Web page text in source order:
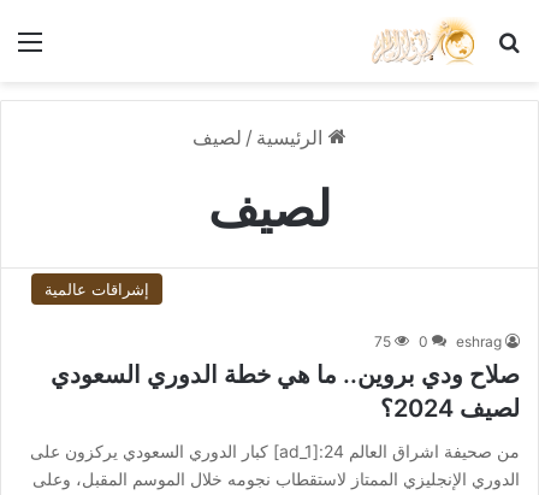
بحث عن
الرئيسية / لصيف
لصيف
إشراقات عالمية
eshrag
0
75
صلاح ودي بروين.. ما هي خطة الدوري السعودي
لصيف 2024؟
من صحيفة اشراق العالم 24:[ad_1] كبار الدوري السعودي يركزون على
الدوري الإنجليزي الممتاز لاستقطاب نجومه خلال الموسم المقبل، وعلى